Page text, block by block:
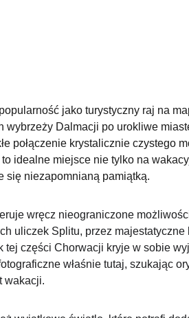
jako turystyczny raj na
Dalmacji po urokliwe
połączenie krystalicznie czystego
idealne miejsce nie tylko na
się niezapomnianą pamiątką.
wręcz nieograniczone
uliczek Splitu, przez majestatyczne
części Chorwacji kryje w sobie
właśnie tutaj, szukając
wakacji.